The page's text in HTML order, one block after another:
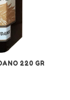
220 GR